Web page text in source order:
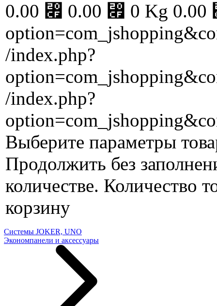
0.00 ⃏ 0.00 ⃏ 0 Kg
/index.php?
/index.php?
Выберите параметры
Продолжить без
количестве. Количество
корзину
Системы JOKER, UNO
Экономпанели и аксессуары